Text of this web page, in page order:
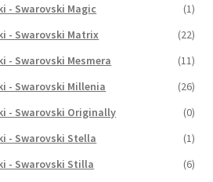
- Swarovski Magic
(1)
- Swarovski Matrix
(22)
- Swarovski Mesmera
(11)
- Swarovski Millenia
(26)
- Swarovski Originally
(0)
- Swarovski Stella
(1)
- Swarovski Stilla
(6)